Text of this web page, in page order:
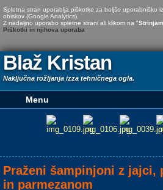
Spletna stran uporablja piškotke za boljšo uporabniško
obiskov (Google Analytics).
Z nadaljno uporabo spletne strani ali klikom na "
Piškotki in njihova uporaba
Blaž Kristan
Naključna rožljanja izza tehničnega ogla.
Praženi šampinjoni z jajci,
in parmezanom